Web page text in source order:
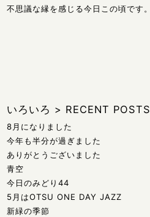
不思議な縁を感じる今日この頃です。
いろいろ > RECENT POSTS
8月になりました
今年も半分が過ぎました
ありがとうございました
青空
今日のみどり44
5月はOTSU ONE DAY JAZZ
新緑の季節